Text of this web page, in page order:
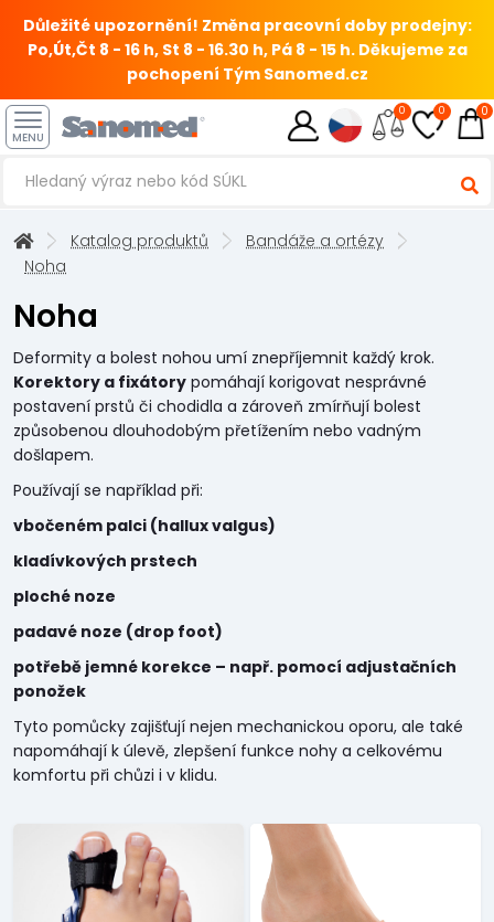
Důležité upozornění! Změna pracovní doby prodejny:
Po,Út,Čt 8 - 16 h, St 8 - 16.30 h, Pá 8 - 15 h. Děkujeme za
pochopení Tým Sanomed.cz
MENU
0 0 0
Katalog produktů
Bandáže a ortézy
Noha
Noha
Deformity a bolest nohou umí znepříjemnit každý krok.
Korektory a fixátory pomáhají korigovat nesprávné
postavení prstů či chodidla a zároveň zmírňují bolest
způsobenou dlouhodobým přetížením nebo vadným
došlapem.
Používají se například při:
vbočeném palci (hallux valgus)
kladívkových prstech
ploché noze
padavé noze (drop foot)
potřebě jemné korekce – např. pomocí adjustačních
ponožek
Tyto pomůcky zajišťují nejen mechanickou oporu, ale také
napomáhají k úlevě, zlepšení funkce nohy a celkovému
komfortu při chůzi i v klidu.